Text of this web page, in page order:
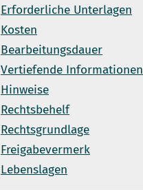
Erforderliche Unterlagen
Kosten
Bearbeitungsdauer
Vertiefende Informationen
Hinweise
Rechtsbehelf
Rechtsgrundlage
Freigabevermerk
Lebenslagen